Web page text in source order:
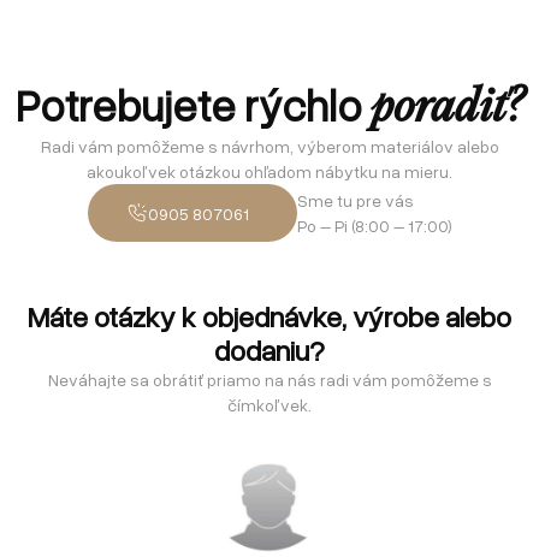
Potrebujete rýchloporadiť?
Radi vám pomôžeme s návrhom, výberom materiálov alebo
akoukoľvek otázkou ohľadom nábytku na mieru.
0905 807061
Sme tu pre vás
Po – Pi (8:00 – 17:00)
Máte otázky k objednávke, výrobe alebo
dodaniu?
Neváhajte sa obrátiť priamo na nás radi vám pomôžeme s
čímkoľvek.